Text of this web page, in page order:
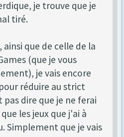
je trouve que je
tiré.
que de celle de la
(que je vous
je vais encore
réduire au strict
dire que je ne ferai
les jeux que j'ai à
Simplement que je vais